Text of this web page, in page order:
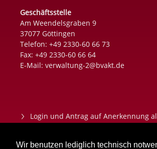
Wir benutzen lediglich technisch
Geschäftsstelle
Am Weendelsgraben 9
37077 Göttingen
Telefon: +49 2330-60 66 73
Fax: +49 2330-60 66 64
E-Mail: verwaltung-2@bvakt.de
Login und Antrag auf Anerkennung